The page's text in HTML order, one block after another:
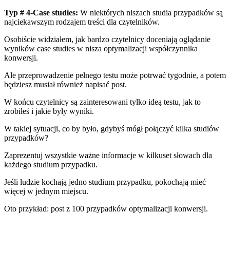
Typ # 4-Case studies: W niektórych niszach studia przypadków są
najciekawszym rodzajem treści dla czytelników.
Osobiście widziałem, jak bardzo czytelnicy doceniają oglądanie
wyników case studies w nisza optymalizacji współczynnika
konwersji.
Ale przeprowadzenie pełnego testu może potrwać tygodnie, a potem
będziesz musiał również napisać post.
W końcu czytelnicy są zainteresowani tylko ideą testu, jak to
zrobiłeś i jakie były wyniki.
W takiej sytuacji, co by było, gdybyś mógł połączyć kilka studiów
przypadków?
Zaprezentuj wszystkie ważne informacje w kilkuset słowach dla
każdego studium przypadku.
Jeśli ludzie kochają jedno studium przypadku, pokochają mieć
więcej w jednym miejscu.
Oto przykład: post z 100 przypadków optymalizacji konwersji.